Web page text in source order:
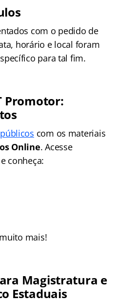
com o pedido de
horário e local foram
para tal fim.
Promotor:
com os materiais
Online. Acesse
e conheça:
mais!
Magistratura e
Estaduais